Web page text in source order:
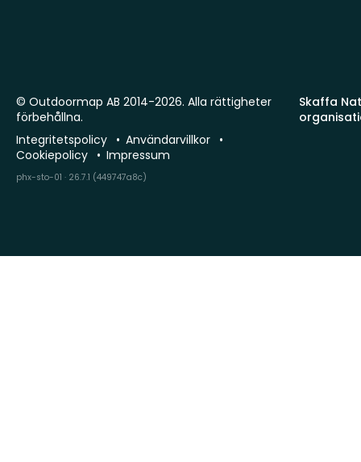
Skaffa
© Outdoormap AB 2014-2026. Alla rättigheter
förbehållna.
Integritetspolicy
Användarvillkor
Cookiepolicy
Impressum
phx-sto-01 · 26.7.1 (449747a8c)